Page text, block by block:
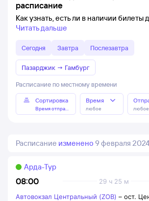
расписание
Как узнать, есть ли в наличии билеты
Читать дальше
Сегодня Завтра Послезавтра
Пазарджик → Гамбург
Расписание по местному времени
Сортировка
Время отправления
Время
любое любое
Расписание изменено 9 февраля
08:00 29 ч 25 м
Арда-Тур
Автовокзал Центральный (ZOB) – ост.